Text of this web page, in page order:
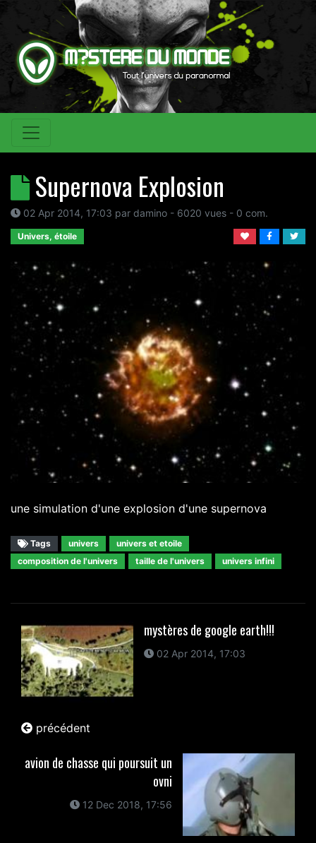
Supernova Explosion
02 Apr 2014, 17:03 par damino - 6020 vues - 0 com.
Univers, étoile
une simulation d'une explosion d'une supernova
Tags univers
univers et etoile
composition de l'univers
taille de l'univers univers infini
mystères de google earth!!!
02 Apr 2014, 17:03
précédent
avion de chasse qui poursuit un
ovni
12 Dec 2018, 17:56